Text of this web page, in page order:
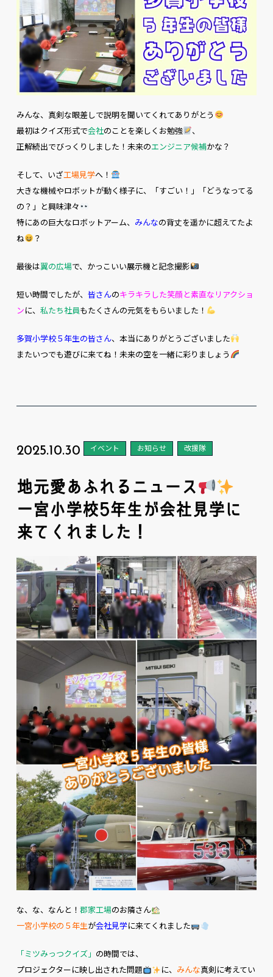
みんな、真剣な眼差しで説明を聞いてくれてありがとう
最初はクイズ形式で会社のことを楽しくお勉強
、
正解続出でびっくりしました！未来のエンジニア候補かな？
そして、いざ工場見学へ！
大きな機械やロボットが動く様子に、「すごい！」「どうなってる
の？」と興味津々
特にあの巨大なロボットアーム、 みんなの背丈を遥かに超えてたよ
ね
？
最後は翼の広場で、かっこいい展示機と記念撮影
短い時間でしたが、 皆さんのキラキラした笑顔と素直なリアクショ
ンに、 私たち社員もたくさんの元気をもらいました！
多賀小学校５年生の皆さん、本当にありがとうございました
またいつでも遊びに来てね！未来の空を一緒に彩りましょう
2025.10.30 イベント お知らせ 改援隊
地元愛あふれるニュース
一宮小学校5年生が会社見学に
来てくれました！
な、な、なんと！ 郡家工場のお隣さん
一宮小学校の５年生が会社見学に来てくれました
「ミツみっつクイズ」 の時間では、
プロジェクターに映し出された問題
に、 みんな真剣に考えてい